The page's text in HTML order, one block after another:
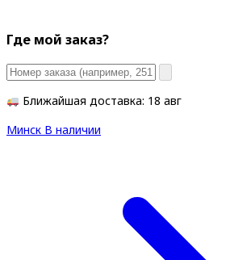
Где мой заказ?
Ближайшая доставка: 18 авг
Минск В наличии